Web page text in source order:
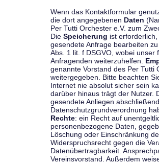
Wenn das Kontaktformular
die dort angegebenen Daten
Per Tutti Orchester e.V. zum
Die Speicherung ist
gesendete Anfrage bearbeiten
Abs. 1 lit. f DSGVO, wobei
Anfragenden weiterzuhelfen.
genannte Vorstand des Per Tutti
weitergegeben. Bitte beachten
Internet nie absolut sicher sein
darüber hinaus trägt der Nutzer.
gesendete Anliegen
Datenschutzgrundverordnung
Rechte: ein Recht auf
personenbezogene Daten,
Löschung oder Einschränkung
Widerspruchsrecht gegen die
Datenübertragbarkeit.
Vereinsvorstand. Außerdem